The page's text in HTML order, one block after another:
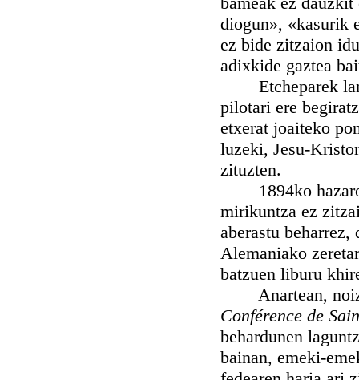
diogun», «kasurik
ez bide zitzaion
adixkide gaztea
Etcheparek
pilotari ere
etxerat joaiteko
luzeki, Jesu-
zituzten.
1894ko
mirikuntza ez
aberastu
Alemaniako
batzuen liburu
Anartean,
Conférence de
behardunen
bainan, emeki-